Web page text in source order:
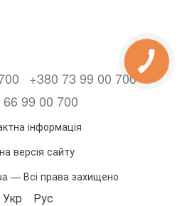
+380 73 99 00 700
99 00 700
інформація
версія сайту
— Всі права захищено
Укр Рус